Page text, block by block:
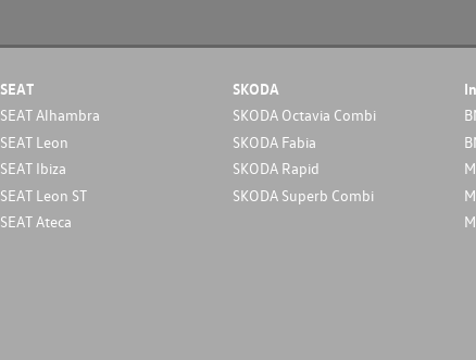
SEAT
SEAT Alhambra
SEAT Leon
SEAT Ibiza
SEAT Leon ST
SEAT Ateca
SKODA
SKODA Octavia Combi
SKODA Fabia
SKODA Rapid
SKODA Superb Combi